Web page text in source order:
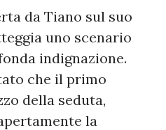
da Tiano sul suo
uno scenario
indignazione.
che il primo
della seduta,
la